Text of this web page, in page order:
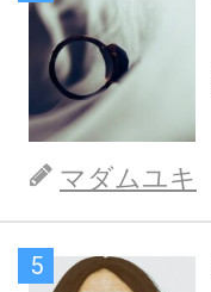
マダムユキ
5